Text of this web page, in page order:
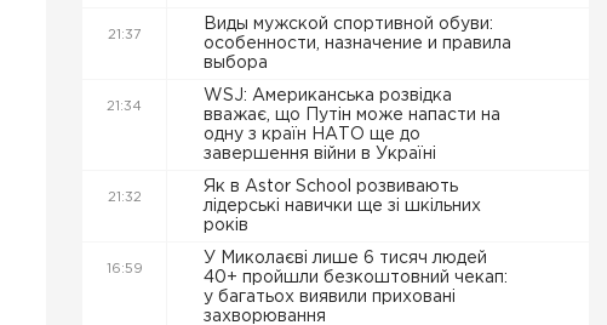
21:37
Виды мужской спортивной обуви:
особенности, назначение и правила
выбора
21:34
WSJ: Американська розвідка
вважає, що Путін може напасти на
одну з країн НАТО ще до
завершення війни в Україні
21:32
Як в Astor School розвивають
лідерські навички ще зі шкільних
років
16:59
У Миколаєві лише 6 тисяч людей
40+ пройшли безкоштовний чекап:
у багатьох виявили приховані
захворювання